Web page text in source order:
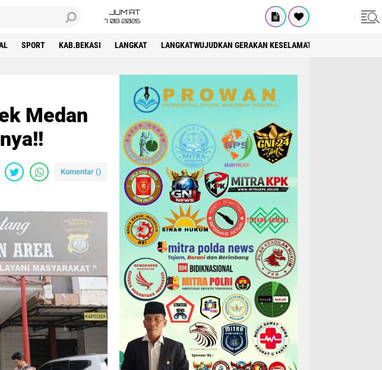
JUM'AT
7 08 2026
SPORT KAB.BEKASI LANGKAT LANGKATWUJUDKAN GERAKAN KESELAMATAN BERLALU
Medan
Komentar ()